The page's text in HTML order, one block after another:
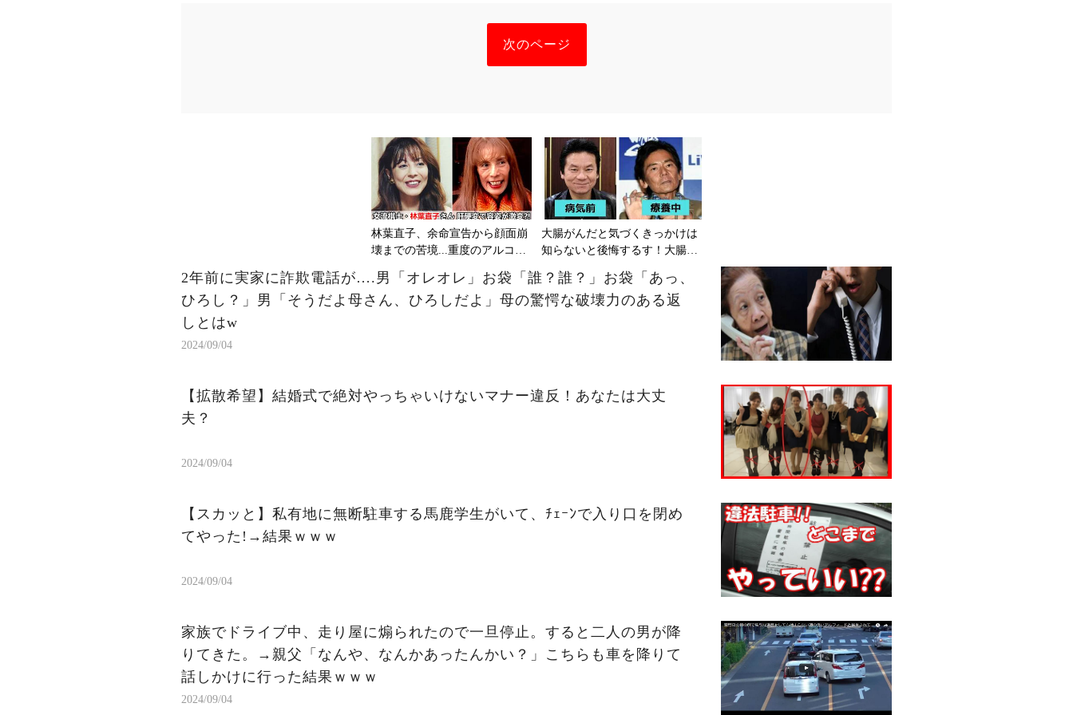
次のページ
林葉直子、余命宣告から顔面崩
壊までの苦境...重度のアルコー
インは？
大腸がんだと気づくきっかけは
知らないと後悔するす！大腸が
2年前に実家に詐欺電話が….男「オレオレ」お袋「誰？誰？」お袋「あっ、
ひろし？」男「そうだよ母さん、ひろしだよ」母の驚愕な破壊力のある返
しとはw
2024/09/04
【拡散希望】結婚式で絶対やっちゃいけないマナー違反！あなたは大丈
夫？
2024/09/04
【スカッと】私有地に無断駐車する馬鹿学生がいて、ﾁｪｰﾝで入り口を閉め
てやった!→結果ｗｗｗ
2024/09/04
家族でドライブ中、走り屋に煽られたので一旦停止。すると二人の男が降
りてきた。→親父「なんや、なんかあったんかい？」こちらも車を降りて
話しかけに行った結果ｗｗｗ
2024/09/04